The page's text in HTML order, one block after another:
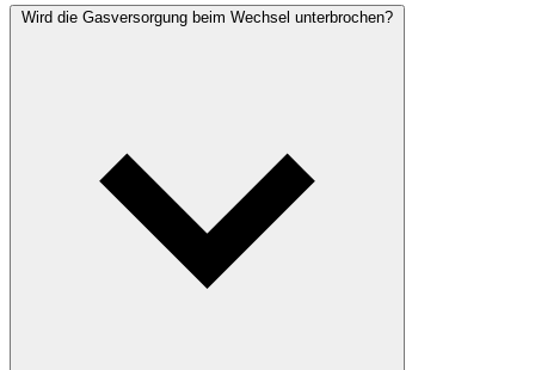
Wird die Gasversorgung beim Wechsel unterbrochen?